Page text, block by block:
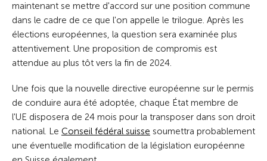
maintenant se mettre d'accord sur une position commune
dans le cadre de ce que l'on appelle le trilogue. Après les
élections européennes, la question sera examinée plus
attentivement. Une proposition de compromis est
attendue au plus tôt vers la fin de 2024.
Une fois que la nouvelle directive européenne sur le permis
de conduire aura été adoptée, chaque État membre de
l'UE disposera de 24 mois pour la transposer dans son droit
national. Le Conseil fédéral suisse soumettra probablement
une éventuelle modification de la législation européenne